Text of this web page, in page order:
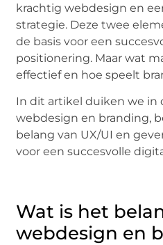
krachtig webdesign en
strategie. Deze twee
de basis voor een
positionering. Maar wat
effectief en hoe speelt
In dit artikel duiken we in
webdesign en branding,
belang van UX/UI en
voor een succesvolle
Wat is het
webdesign en